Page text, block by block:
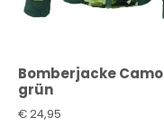
Bomberjacke Camo
grün
€24,95